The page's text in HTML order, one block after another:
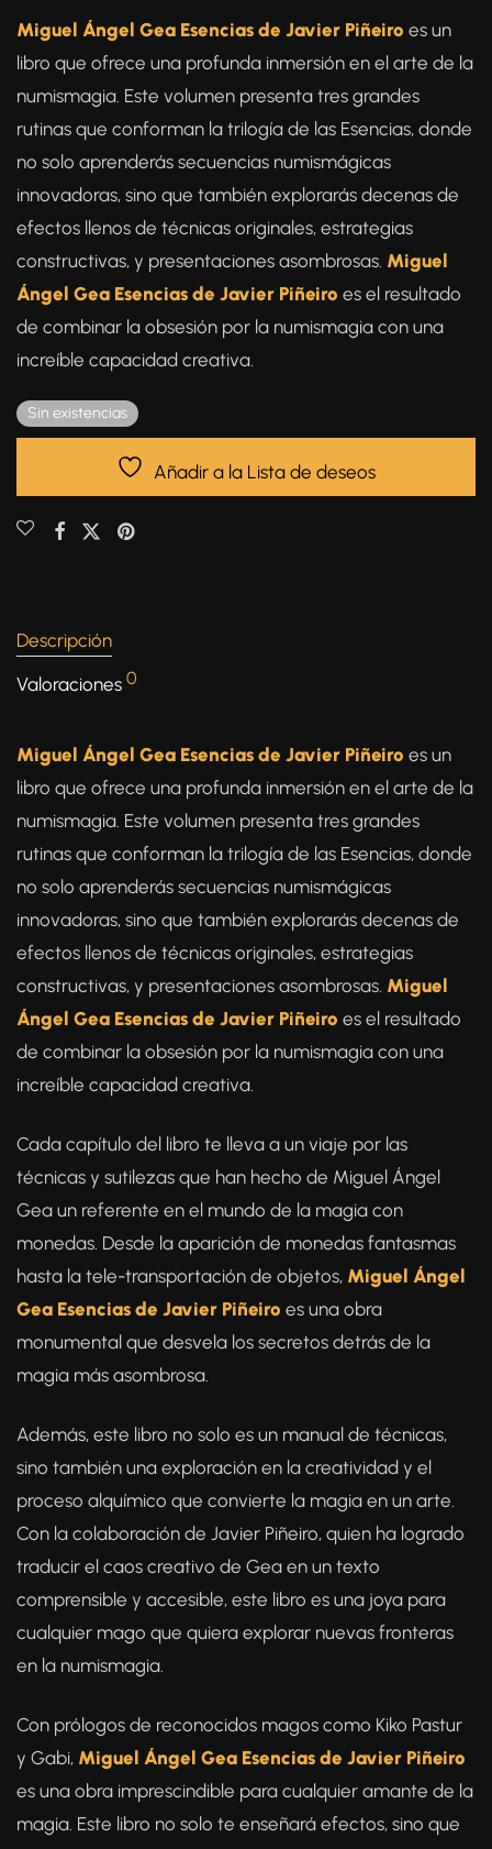
Miguel Ángel Gea Esencias de Javier Piñeiro es un
libro que ofrece una profunda inmersión en el arte de la
numismagia. Este volumen presenta tres grandes
rutinas que conforman la trilogía de las Esencias, donde
no solo aprenderás secuencias numismágicas
innovadoras, sino que también explorarás decenas de
efectos llenos de técnicas originales, estrategias
constructivas, y presentaciones asombrosas. Miguel
Ángel Gea Esencias de Javier Piñeiro es el resultado
de combinar la obsesión por la numismagia con una
increíble capacidad creativa.
Sin existencias
Añadir a la Lista de deseos
Descripción
Valoraciones 0
Miguel Ángel Gea Esencias de Javier Piñeiro es un
libro que ofrece una profunda inmersión en el arte de la
numismagia. Este volumen presenta tres grandes
rutinas que conforman la trilogía de las Esencias, donde
no solo aprenderás secuencias numismágicas
innovadoras, sino que también explorarás decenas de
efectos llenos de técnicas originales, estrategias
constructivas, y presentaciones asombrosas. Miguel
Ángel Gea Esencias de Javier Piñeiro es el resultado
de combinar la obsesión por la numismagia con una
increíble capacidad creativa.
Cada capítulo del libro te lleva a un viaje por las
técnicas y sutilezas que han hecho de Miguel Ángel
Gea un referente en el mundo de la magia con
monedas. Desde la aparición de monedas fantasmas
hasta la tele-transportación de objetos, Miguel Ángel
Gea Esencias de Javier Piñeiro es una obra
monumental que desvela los secretos detrás de la
magia más asombrosa.
Además, este libro no solo es un manual de técnicas,
sino también una exploración en la creatividad y el
proceso alquímico que convierte la magia en un arte.
Con la colaboración de Javier Piñeiro, quien ha logrado
traducir el caos creativo de Gea en un texto
comprensible y accesible, este libro es una joya para
cualquier mago que quiera explorar nuevas fronteras
en la numismagia.
Con prólogos de reconocidos magos como Kiko Pastur
y Gabi, Miguel Ángel Gea Esencias de Javier Piñeiro
es una obra imprescindible para cualquier amante de la
magia. Este libro no solo te enseñará efectos, sino que